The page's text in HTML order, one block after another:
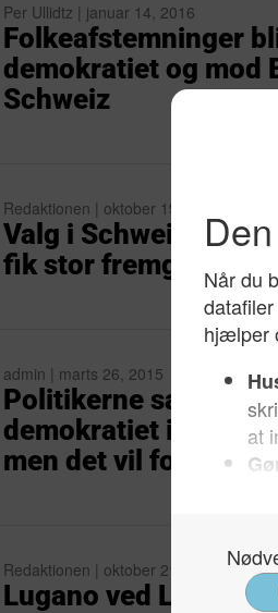
Per Ullidtz | januar 14, 2016
Folkeafstemninger
demokratiet og mod
Schweiz
Redaktionen | oktober 19, 2015
Valg i Schweiz: Det
fik stor fremgang
admin | marts 26, 2015
Politikerne satte
demokratiet i sag
men det vil folket
Redaktionen | oktober 21, 2014
Lugano ved